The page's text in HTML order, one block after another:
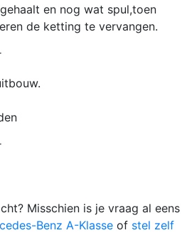
en nog wat spul,toen
de ketting te vervangen.
Misschien is je vraag al eens
Benz A-Klasse of stel zelf